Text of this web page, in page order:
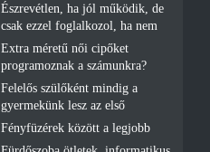
Észrevétlen, ha jól működik, de
csak ezzel foglalkozol, ha nem
Extra méretű női cipőket
programoznak a számunkra?
Felelős szülőként mindig a
gyermekünk lesz az első
Fényfüzérek között a legjobb